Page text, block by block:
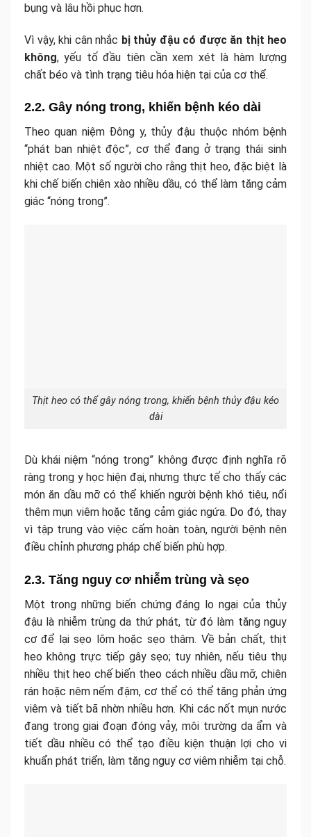
bụng và lâu hồi phục hơn.
Vì vậy, khi cân nhắc bị thủy đậu có được ăn thịt heo
không, yếu tố đầu tiên cần xem xét là hàm lượng
chất béo và tình trạng tiêu hóa hiện tại của cơ thể.
2.2. Gây nóng trong, khiến bệnh kéo dài
Theo quan niệm Đông y, thủy đậu thuộc nhóm bệnh
“phát ban nhiệt độc”, cơ thể đang ở trạng thái sinh
nhiệt cao. Một số người cho rằng thịt heo, đặc biệt là
khi chế biến chiên xào nhiều dầu, có thể làm tăng cảm
giác “nóng trong”.
Thịt heo có thể gây nóng trong, khiến bệnh thủy đậu kéo
dài
Dù khái niệm “nóng trong” không được định nghĩa rõ
ràng trong y học hiện đại, nhưng thực tế cho thấy các
món ăn dầu mỡ có thể khiến người bệnh khó tiêu, nổi
thêm mụn viêm hoặc tăng cảm giác ngứa. Do đó, thay
vì tập trung vào việc cấm hoàn toàn, người bệnh nên
điều chỉnh phương pháp chế biến phù hợp.
2.3. Tăng nguy cơ nhiễm trùng và sẹo
Một trong những biến chứng đáng lo ngại của thủy
đậu là nhiễm trùng da thứ phát, từ đó làm tăng nguy
cơ để lại sẹo lõm hoặc sẹo thâm. Về bản chất, thịt
heo không trực tiếp gây sẹo; tuy nhiên, nếu tiêu thụ
nhiều thịt heo chế biến theo cách nhiều dầu mỡ, chiên
rán hoặc nêm nếm đậm, cơ thể có thể tăng phản ứng
viêm và tiết bã nhờn nhiều hơn. Khi các nốt mụn nước
đang trong giai đoạn đóng vảy, môi trường da ẩm và
tiết dầu nhiều có thể tạo điều kiện thuận lợi cho vi
khuẩn phát triển, làm tăng nguy cơ viêm nhiễm tại chỗ.